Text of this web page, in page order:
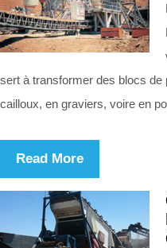
sert à transformer des blocs
cailloux, en graviers, voire en
Read More